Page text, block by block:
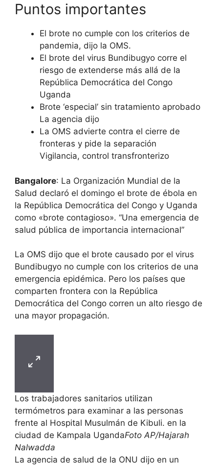
Puntos importantes
El brote no cumple con los criterios de
pandemia, dijo la OMS.
El brote del virus Bundibugyo corre el
riesgo de extenderse más allá de la
República Democrática del Congo
Uganda
Brote ‘especial’ sin tratamiento aprobado
La agencia dijo
La OMS advierte contra el cierre de
fronteras y pide la separación
Vigilancia, control transfronterizo
Bangalore: La Organización Mundial de la
Salud declaró el domingo el brote de ébola en
la República Democrática del Congo y Uganda
como «brote contagioso». “Una emergencia de
salud pública de importancia internacional”
La OMS dijo que el brote causado por el virus
Bundibugyo no cumple con los criterios de una
emergencia epidémica. Pero los países que
comparten frontera con la República
Democrática del Congo corren un alto riesgo de
una mayor propagación.
Los trabajadores sanitarios utilizan
termómetros para examinar a las personas
frente al Hospital Musulmán de Kibuli. en la
ciudad de Kampala UgandaFoto AP/Hajarah
Nalwadda
La agencia de salud de la ONU dijo en un